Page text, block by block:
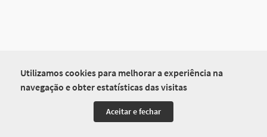
Utilizamos cookies para melhorar a experiência na
navegação e obter estatísticas das visitas
Aceitar e fechar